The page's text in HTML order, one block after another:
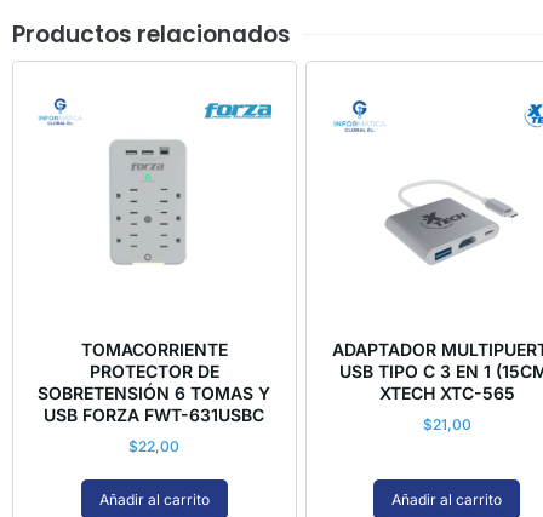
Productos relacionados
TOMACORRIENTE
PROTECTOR DE
SOBRETENSIÓN 6 TOMAS Y
USB FORZA FWT-631USBC
$22,00
Añadir al carrito
ADAPTADOR
USB TIPO C 3 EN 1
XTECH XTC-565
$21,00
Añadir al carrito